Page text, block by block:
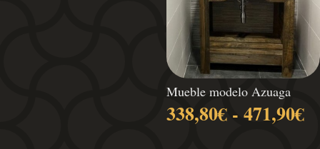
precios:
desde
338,80€
hasta
471,90€
Mueble modelo Azuaga
338,80€ - 471,90€